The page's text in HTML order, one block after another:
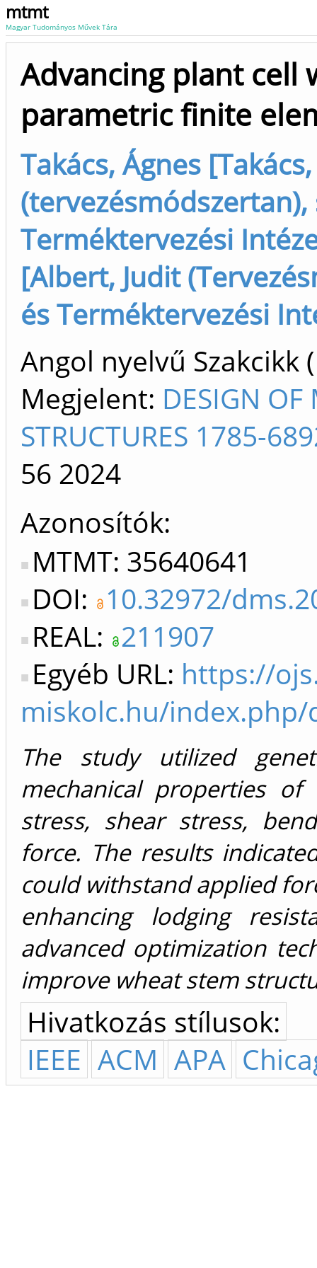
mtmt
Magyar Tudományos Művek Tára
Advancing plant cell
parametric finite
Takács, Ágnes
(tervezésmódszertan),
Terméktervezési
[Albert, Judit
és Terméktervezési
Angol nyelvű
Megjelent: DESIGN
STRUCTURES 1785-
56 2024
Azonosítók
MTMT: 35640641
DOI: 10.32972/
REAL: 211907
Egyéb URL: https://
miskolc.hu/
The study utilized
mechanical properties
stress, shear stress,
force. The results
could withstand applied
enhancing lodging
advanced optimization
improve wheat stem
Hivatkozás stílusok:
IEEE ACM APA